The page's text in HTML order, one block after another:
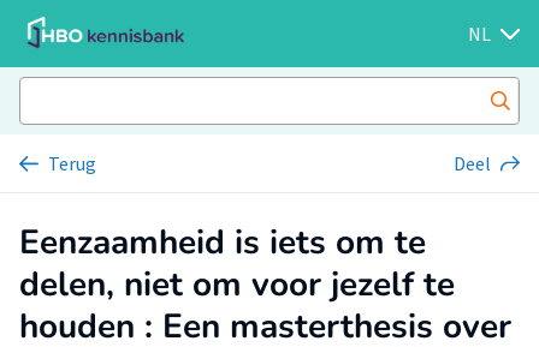
NL
Terug Deel
Eenzaamheid is iets om te
delen, niet om voor jezelf te
houden : Een masterthesis over